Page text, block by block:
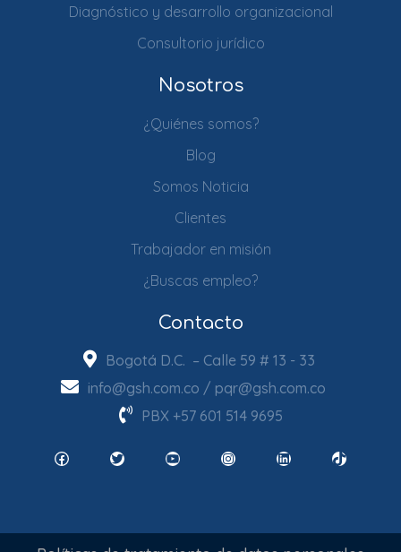
Diagnóstico y desarrollo organizacional
Consultorio jurídico
Nosotros
¿Quiénes somos?
Blog
Somos Noticia
Clientes
Trabajador en misión
¿Buscas empleo?
Contacto
Bogotá D.C. – Calle 59 # 13 - 33
info@gsh.com.co / pqr@gsh.com.co
PBX +57 601 514 9695
FacebookTwitter YouTube InstagramLinkedIn TikTok